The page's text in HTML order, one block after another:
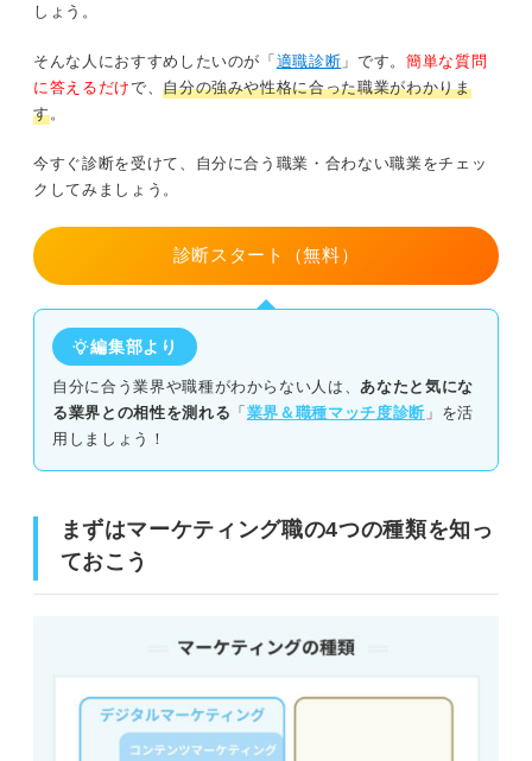
①アルバイト
③インターン
⑤サークル
⑦資格
⑧資格
入社後のビジョンを明確にしてマーケティング職に
しょう。
そんな人におすすめしたいのが「 適職診断 」です。 簡単な質問
に答えるだけで、自分の強みや性格に合った職業がわかりま
す。
今すぐ診断を受けて、自分に合う職業・合わない職業をチェッ
クしてみましょう。
診断スタート（無料）
編集部より
自分に合う業界や職種がわからない人は、 あなたと気にな
る業界との相性を測れる 「 業界＆職種マッチ度診断 」を活
用しましょう！
まずはマーケティング職の4つの種類を知っ
ておこう
人と接するのが好きな人
情報収集・分析能力
コミュニケーション能力
発想力
論理的思考力
マーケティング職に就くためにやっておくべき4つの対策
①マーケティングの仕事内容を理解する
②マーケティングの中でやりたい仕事を明確にする
③インターンに参加する
④資格を取得する